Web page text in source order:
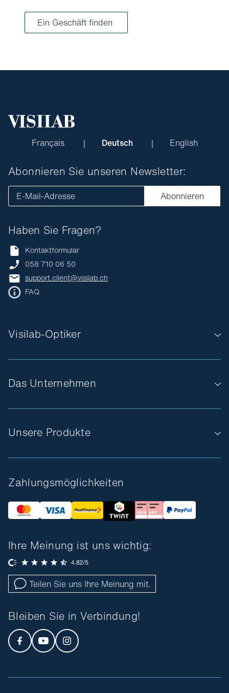
Ein Geschäft finden
Français Deutsch English
Das Unternehmen
Unsere Produkte
Visilab-Optiker
Haben Sie Fragen?
Kontaktformular
058 710 06 50
support.client@visilab.ch
FAQ
Abonnieren Sie unseren Newsletter:
E-Mail-Adresse Abonnieren
Zahlungsmöglichkeiten
Ihre Meinung ist uns wichtig:
Teilen Sie uns Ihre Meinung mit.
Bleiben Sie in Verbindung!